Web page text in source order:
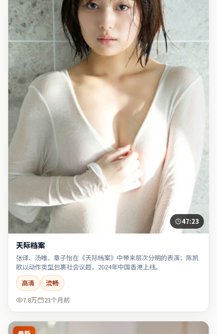
47:23
天际档案
张译、汤唯、章子怡在《天际档案》中带来层次分明的表演；陈凯
歌以动作类型包裹社会议题，2024年中国香港上线。
高清
流畅
7.8万
23个月前